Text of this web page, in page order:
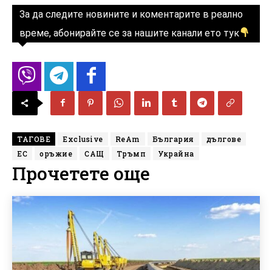
За да следите новините и коментарите в реално
време, абонирайте се за нашите канали ето тук
ТАГОВЕ Exclusive ReAm България
дългове
ЕС
оръжие САЩ Тръмп Украйна
Прочетете още